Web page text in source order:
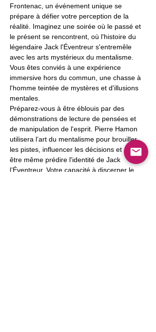
Frontenac, un événement unique se
prépare à défier votre perception de la
réalité. Imaginez une soirée où le passé et
le présent se rencontrent, où l'histoire du
légendaire Jack l'Éventreur s'entremêle
avec les arts mystérieux du mentalisme.
Vous êtes conviés à une expérience
immersive hors du commun, une chasse à
l'homme teintée de mystères et d'illusions
mentales.
Préparez-vous à être éblouis par des
démonstrations de lecture de pensées et
de manipulation de l'esprit. Pierre Hamon
utilisera l’art du mentalisme pour brouiller
les pistes, influencer les décisions et peut-
être même prédire l'identité de Jack
l’Éventreur. Votre capacité à discerner le